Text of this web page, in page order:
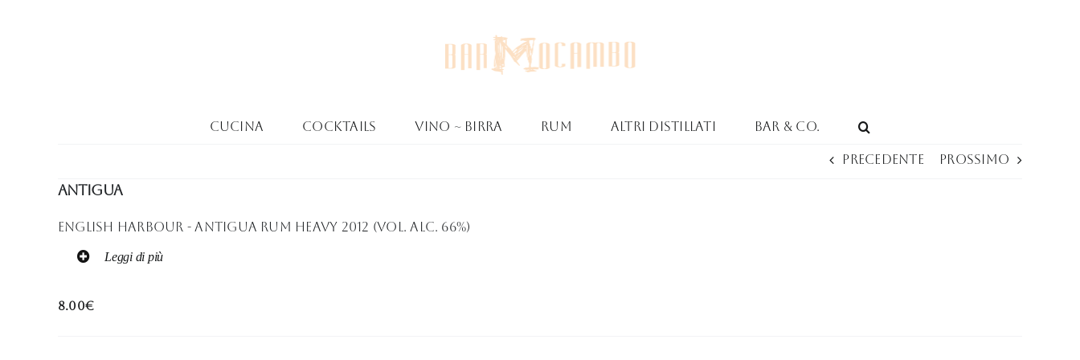
Cucina Cocktails Vino ~ Birra Rum Altri Distillati Bar & Co.
Precedente Prossimo
Antigua
8.00€
English Harbour - Antigua Rum Heavy 2012 (Vol. Alc. 66%)
Leggi di più